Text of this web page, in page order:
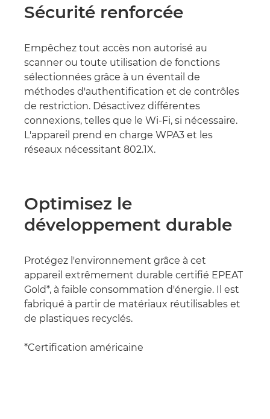
Sécurité renforcée
Empêchez tout accès non autorisé au
scanner ou toute utilisation de fonctions
sélectionnées grâce à un éventail de
méthodes d'authentification et de contrôles
de restriction. Désactivez différentes
connexions, telles que le Wi-Fi, si nécessaire.
L'appareil prend en charge WPA3 et les
réseaux nécessitant 802.1X.
Optimisez le
développement durable
Protégez l'environnement grâce à cet
appareil extrêmement durable certifié EPEAT
Gold*, à faible consommation d'énergie. Il est
fabriqué à partir de matériaux réutilisables et
de plastiques recyclés.
*Certification américaine